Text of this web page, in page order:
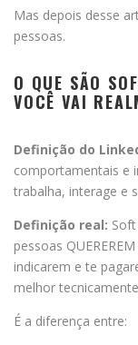
Mas depois desse
pessoas.
O QUE SÃO
VOCÊ VAI
Definição do
comportamentais e
trabalha, interage e
Definição real:
pessoas
indicarem e te
melhor
É a diferença entre: